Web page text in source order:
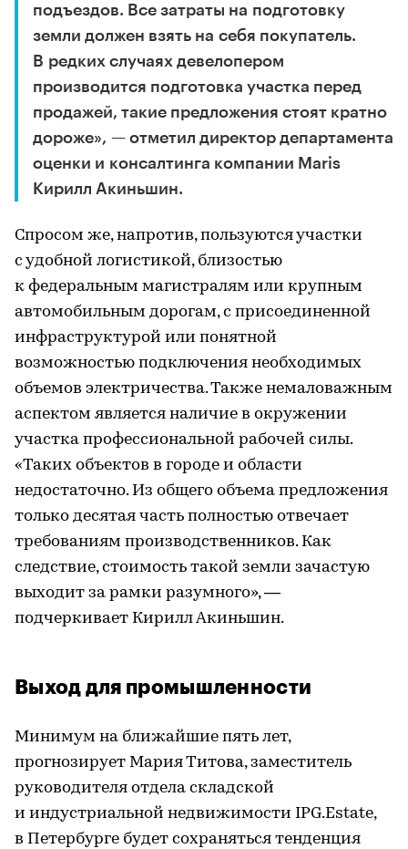
подъездов. Все затраты на подготовку
земли должен взять на себя покупатель.
В редких случаях девелопером
производится подготовка участка перед
продажей, такие предложения стоят кратно
дороже», — отметил директор департамента
оценки и консалтинга компании Maris
Кирилл Акиньшин.
Спросом же, напротив, пользуются участки
с удобной логистикой, близостью
к федеральным магистралям или крупным
автомобильным дорогам, с присоединенной
инфраструктурой или понятной
возможностью подключения необходимых
объемов электричества. Также немаловажным
аспектом является наличие в окружении
участка профессиональной рабочей силы.
«Таких объектов в городе и области
недостаточно. Из общего объема предложения
только десятая часть полностью отвечает
требованиям производственников. Как
следствие, стоимость такой земли зачастую
выходит за рамки разумного», —
подчеркивает Кирилл Акиньшин.
Выход для промышленности
Минимум на ближайшие пять лет,
прогнозирует Мария Титова, заместитель
руководителя отдела складской
и индустриальной недвижимости IPG.Estate,
в Петербурге будет сохраняться тенденция